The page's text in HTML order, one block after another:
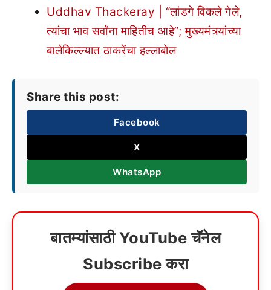
Uddhav Thackeray | “लांडगे विकले गेले,
त्यांचा भाव सर्वांना माहितीच आहे”; मुख्यमंत्र्यांच्या
बालेकिल्ल्यात ठाकरेंचा हल्लाबोल
Share this post:
Facebook
X
WhatsApp
बातम्यांसाठी YouTube चॅनेल
Subscribe करा